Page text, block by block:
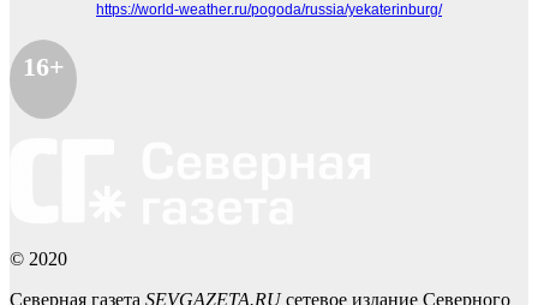
https://world-weather.ru/pogoda/russia/yekaterinburg/
16+
© 2020
Северная газета SEVGAZETA.RUсетевое издание Северного